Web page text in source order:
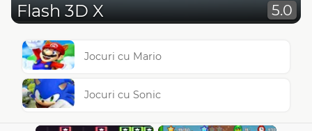
Flash 3D X 5.0
Jocuri cu Mario
Jocuri cu Sonic